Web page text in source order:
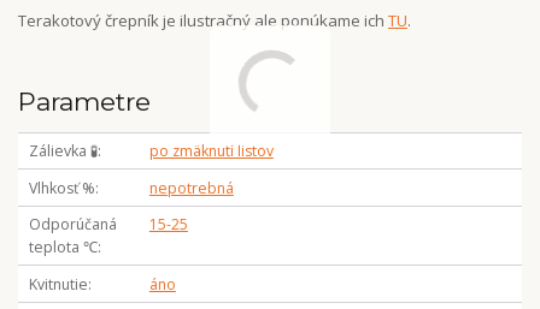
Terakotový črepník je ilustračný ale ponúkame ich TU.
Parametre
Zálievka 🧪
po zmäknutí listov
Vlhkosť %
nepotrebná
Odporúčaná
teplota ℃
15-25
Kvitnutie
áno